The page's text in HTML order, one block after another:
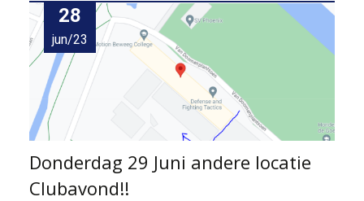
28
jun/23
Donderdag 29 Juni andere locatie
Clubavond!!